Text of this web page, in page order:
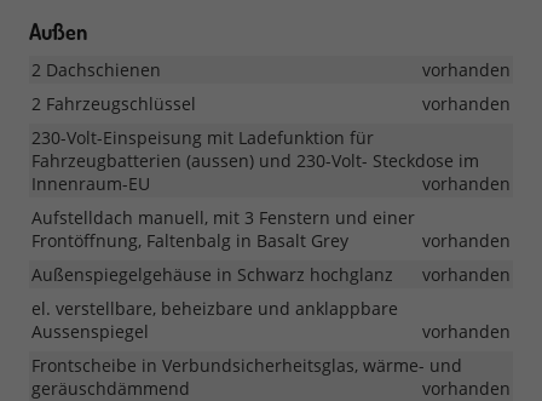
Außen
2 Dachschienen
vorhanden
2 Fahrzeugschlüssel
vorhanden
230-Volt-Einspeisung mit Ladefunktion für
Fahrzeugbatterien (aussen) und 230-Volt- Steckdose im
Innenraum-EU
vorhanden
Aufstelldach manuell, mit 3 Fenstern und einer
Frontöffnung, Faltenbalg in Basalt Grey
vorhanden
Außenspiegelgehäuse in Schwarz hochglanz
vorhanden
el. verstellbare, beheizbare und anklappbare
Aussenspiegel
vorhanden
Frontscheibe in Verbundsicherheitsglas, wärme- und
geräuschdämmend
vorhanden